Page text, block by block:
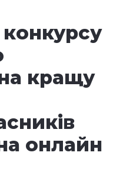
кращу
онлайн